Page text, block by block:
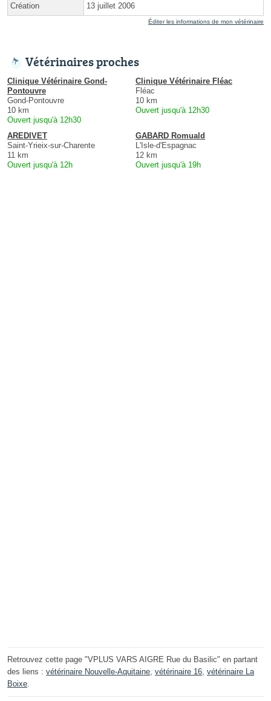
Création 13 juillet 2006
Éditer les informations de mon vétérinaire
Vétérinaires proches
Clinique Vétérinaire Gond-
Pontouvre
Gond-Pontouvre
10 km
Ouvert jusqu'à 12h30
Clinique Vétérinaire Fléac
Fléac
10 km
Ouvert jusqu'à 12h30
AREDIVET
Saint-Yrieix-sur-Charente
11 km
Ouvert jusqu'à 12h
GABARD Romuald
L'Isle-d'Espagnac
12 km
Ouvert jusqu'à 19h
Retrouvez cette page "VPLUS VARS AIGRE Rue du Basilic" en partant
des liens : vétérinaire Nouvelle-Aquitaine vétérinaire 16 vétérinaire La
Boixe